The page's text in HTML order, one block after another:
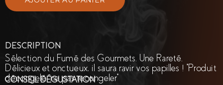
DESCRIPTION
Sélection du Fumé des Gourmets. Une Rareté.
Délicieux et onctueux, il saura ravir vos papilles ! *Produit
décongelé, ne pas recongeler*
CONSEIL DÉGUSTATION